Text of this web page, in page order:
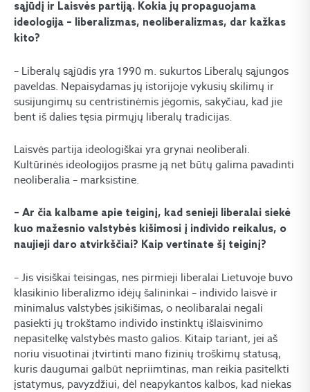
sąjūdį ir Laisvės partiją. Kokia jų propaguojama
ideologija – liberalizmas, neoliberalizmas, dar kažkas
kito?
– Liberalų sąjūdis yra 1990 m. sukurtos Liberalų sąjungos
paveldas. Nepaisydamas jų istorijoje vykusių skilimų ir
susijungimų su centristinėmis jėgomis, sakyčiau, kad jie
bent iš dalies tęsia pirmųjų liberalų tradicijas.
Laisvės partija ideologiškai yra grynai neoliberali.
Kultūrinės ideologijos prasme ją net būtų galima pavadinti
neoliberalia – marksistine.
– Ar čia kalbame apie teiginį, kad senieji liberalai siekė
kuo mažesnio valstybės kišimosi į individo reikalus, o
naujieji daro atvirkščiai? Kaip vertinate šį teiginį?
– Jis visiškai teisingas, nes pirmieji liberalai Lietuvoje buvo
klasikinio liberalizmo idėjų šalininkai – individo laisvė ir
minimalus valstybės įsikišimas, o neolibaralai negali
pasiekti jų trokštamo individo instinktų išlaisvinimo
nepasitelkę valstybės masto galios. Kitaip tariant, jei aš
noriu visuotinai įtvirtinti mano fizinių troškimų statusą,
kuris daugumai galbūt nepriimtinas, man reikia pasitelkti
įstatymus, pavyzdžiui, dėl neapykantos kalbos, kad niekas